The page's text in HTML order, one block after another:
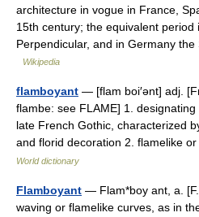
architecture in vogue in France,
15th century; the equivalent
Perpendicular, and in Germany
Wikipedia
flamboyant — [flam boi′ənt] adj.
flambe: see FLAME] 1.
late French Gothic, characterized
and florid decoration 2. flamelike
World dictionary
Flamboyant — Flam*boy ant, a.
waving or flamelike curves, as in